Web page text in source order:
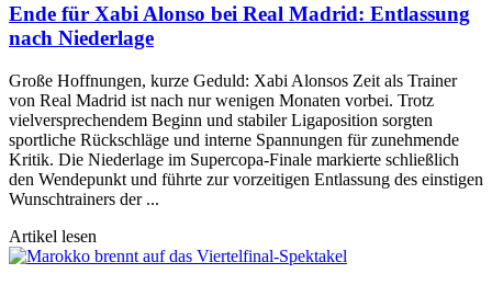
Ende für Xabi Alonso bei Real Madrid: Entlassung
nach Niederlage
Große Hoffnungen, kurze Geduld: Xabi Alonsos Zeit als Trainer
von Real Madrid ist nach nur wenigen Monaten vorbei. Trotz
vielversprechendem Beginn und stabiler Ligaposition sorgten
sportliche Rückschläge und interne Spannungen für zunehmende
Kritik. Die Niederlage im Supercopa-Finale markierte schließlich
den Wendepunkt und führte zur vorzeitigen Entlassung des einstigen
Wunschtrainers der ...
Artikel lesen